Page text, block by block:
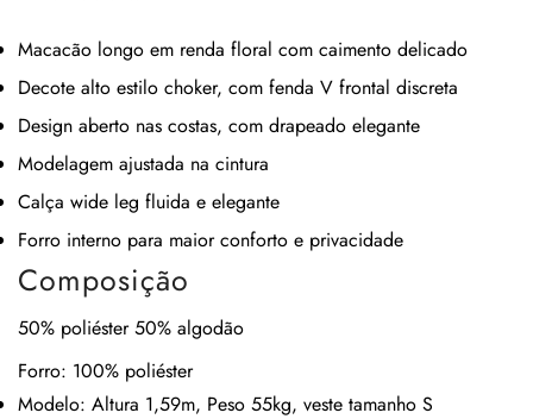
Macacão longo em renda floral com caimento delicado
Decote alto estilo choker, com fenda V frontal discreta
Design aberto nas costas, com drapeado elegante
Modelagem ajustada na cintura
Calça wide leg fluida e elegante
Forro interno para maior conforto e privacidade
Composição
50% poliéster 50% algodão
Forro: 100% poliéster
Modelo: Altura 1,59m, Peso 55kg, veste tamanho S